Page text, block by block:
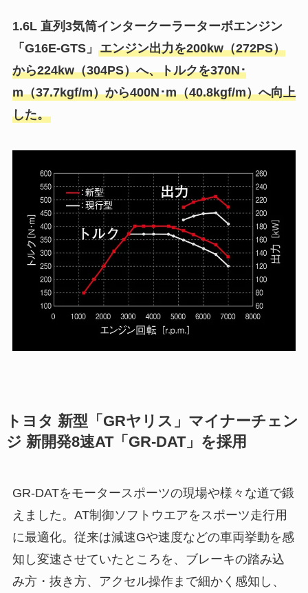
1.6L 直列3気筒インタークーラーターボエンジン
「G16E-GTS」 エンジン出力を200kw（272PS）
から224kw（304PS）へ、トルクを370N･
m（37.7kgf/m）から400N･m（40.8kgf/m）へ向上
した。
トヨタ 新型「GRヤリス」マイナーチェン
ジ 新開発8速AT「GR-DAT」を採用
GR-DATをモータースポーツの現場や様々な道で鍛
えました。AT制御ソフトウエアをスポーツ走行用
に最適化。従来は減速Gや速度などの車両挙動を感
知し変速させていたところを、ブレーキの踏み込
み方・抜き方、アクセル操作まで細かく感知し、